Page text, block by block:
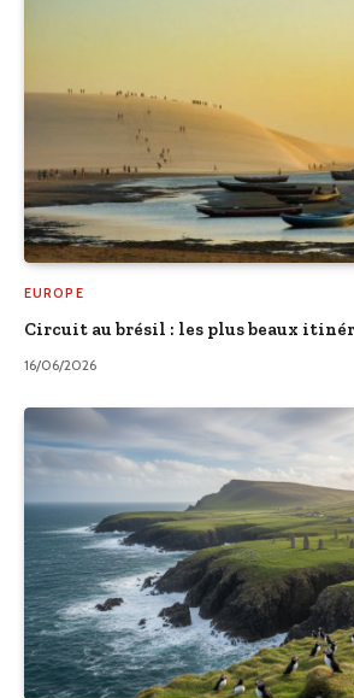
EUROPE
Circuit au brésil : les plus beaux
16/06/2026